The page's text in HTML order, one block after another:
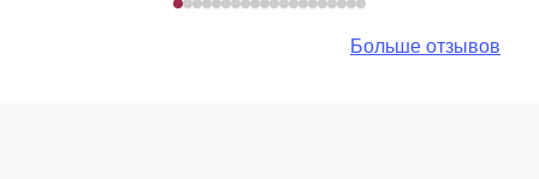
Больше отзывов